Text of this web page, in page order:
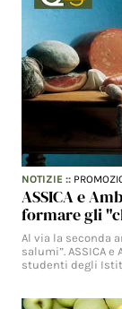
NOTIZIE ::
ASSICA e
formare gli
Al via la seconda
salumi”. ASSICA
studenti degli